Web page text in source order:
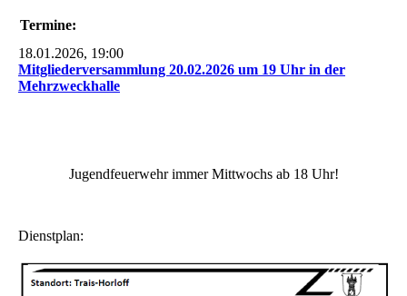
Termine:
18.01.2026, 19:00
Mitgliederversammlung 20.02.2026 um 19 Uhr in der
Mehrzweckhalle
Jugendfeuerwehr immer Mittwochs ab 18 Uhr!
Dienstplan: